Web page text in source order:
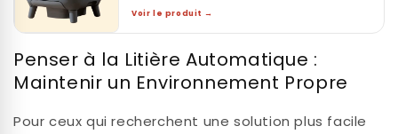
Voir le produit →
Penser à la Litière Automatique :
Maintenir un Environnement Propre
Pour ceux qui recherchent une solution plus facile